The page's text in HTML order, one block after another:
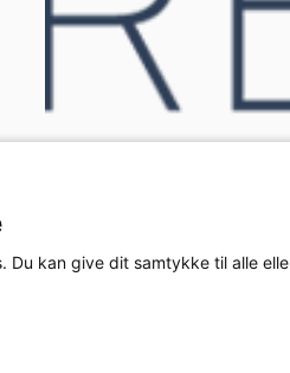
kan give dit samtykke til alle